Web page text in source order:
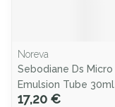
Noreva
Sebodiane Ds Micro
Emulsion Tube 30ml
17,20 €